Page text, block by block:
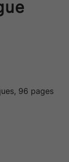
96 pages